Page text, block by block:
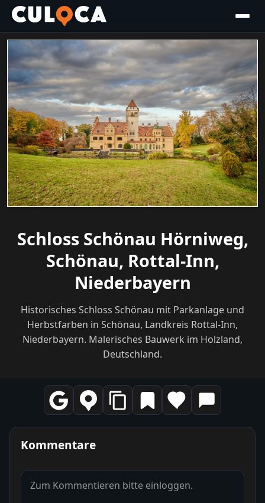
Schloss Schönau Hörniweg,
Schönau, Rottal-Inn,
Niederbayern
Historisches Schloss Schönau mit Parkanlage und
Herbstfarben in Schönau, Landkreis Rottal-Inn,
Niederbayern. Malerisches Bauwerk im Holzland,
Deutschland.
Kommentare